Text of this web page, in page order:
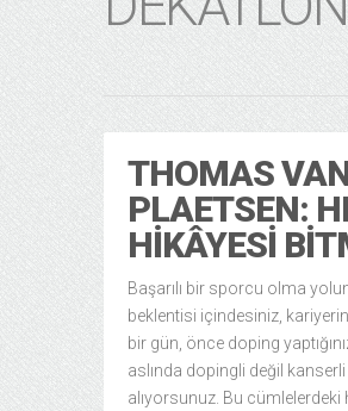
THOMAS
PLAETSEN:
HIKÂYESI
Başarılı bir sporcu olma
beklentisi içindesiniz,
bir gün, önce doping
aslında dopingli değil
alıyorsunuz. Bu cümlelerdeki